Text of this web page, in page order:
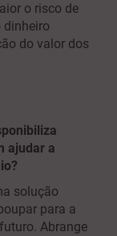
o risco de
dinheiro
do valor dos
ajudar a
?
solução
para a
Abrange